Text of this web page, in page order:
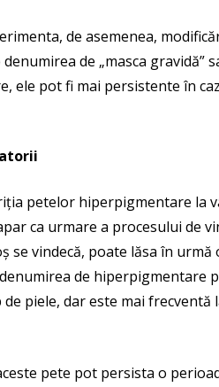
de asemenea,
de „masca gravidă”
ele pot fi mai persistente în
petelor hiperpigmentare la
ca urmare a procesului de
se vindecă, poate lăsa în
de hiperpigmentare
piele, dar este mai frecventă
pete pot persista o